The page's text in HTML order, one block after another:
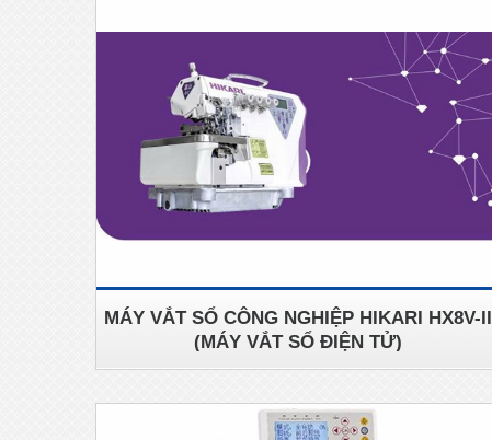
MÁY VẮT SỔ CÔNG NGHIỆP HIKARI HX8V-II
(MÁY VẮT SỔ ĐIỆN TỬ)